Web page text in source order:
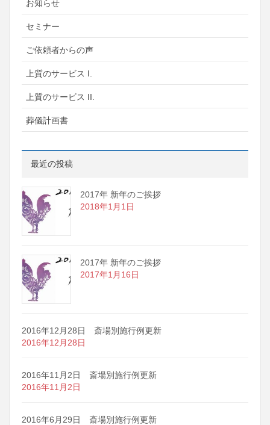
お知らせ
セミナー
ご依頼者からの声
上質のサービス I.
上質のサービス II.
葬儀計画書
最近の投稿
2017年 新年のご挨拶
2018年1月1日
2017年 新年のご挨拶
2017年1月16日
2016年12月28日 斎場別施行例更新
2016年12月28日
2016年11月2日 斎場別施行例更新
2016年11月2日
2016年6月29日 斎場別施行例更新